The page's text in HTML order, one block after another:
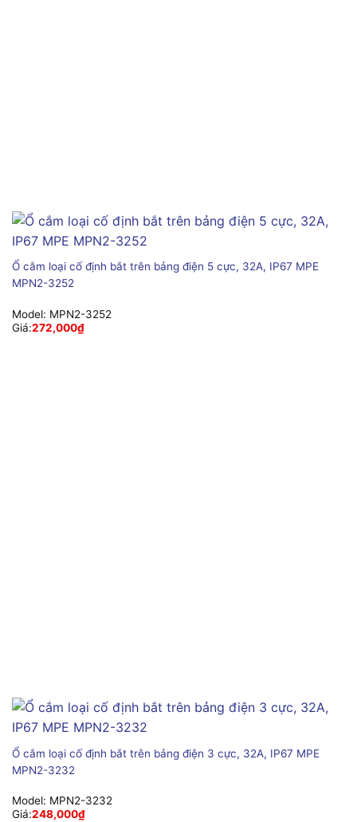
Ổ cắm loại cố định bắt trên bảng điện 5 cực, 32A, IP67 MPE
MPN2-3252
Model: MPN2-3252
Giá:272,000₫
Ổ cắm loại cố định bắt trên bảng điện 3 cực, 32A, IP67 MPE
MPN2-3232
Model: MPN2-3232
Giá:248,000₫